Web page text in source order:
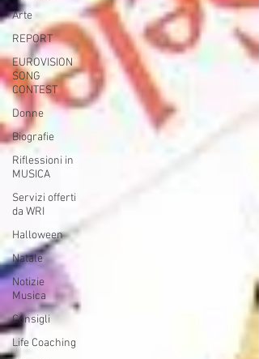
Arte
REPORT
EUROVISION
SONG
CONTEST
Donne
Biografie
Riflessioni in
MUSICA
Servizi offerti
da WRI
Halloween
Natale
Notizie
Musica
Consigli
Life Coaching